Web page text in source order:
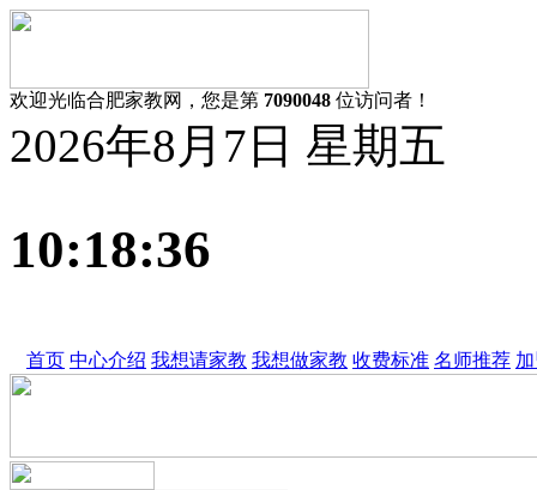
欢迎光临合肥家教网，您是第 7090048 位访问者！
2026年8月7日 星期五
10:18:36
首页 中心介绍 我想请家教 我想做家教 收费标准 名师推荐